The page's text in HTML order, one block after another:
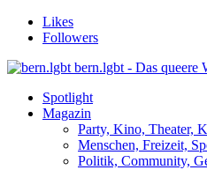
Likes
Followers
bern.lgbt - Das queere
Spotlight
Magazin
Party, Kino, Theater,
Menschen, Freizeit,
Politik, Community,